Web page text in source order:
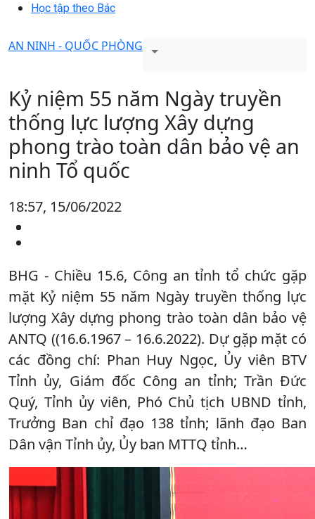
Học tập theo Bác
AN NINH - QUỐC PHÒNG
Kỷ niệm 55 năm Ngày truyền
thống lực lượng Xây dựng
phong trào toàn dân bảo vệ an
ninh Tổ quốc
18:57, 15/06/2022
BHG - Chiều 15.6, Công an tỉnh tổ chức gặp
mặt Kỷ niệm 55 năm Ngày truyền thống lực
lượng Xây dựng phong trào toàn dân bảo vệ
ANTQ ((16.6.1967 – 16.6.2022). Dự gặp mặt có
các đồng chí: Phan Huy Ngọc, Ủy viên BTV
Tỉnh ủy, Giám đốc Công an tỉnh; Trần Đức
Quý, Tỉnh ủy viên, Phó Chủ tịch UBND tỉnh,
Trưởng Ban chỉ đạo 138 tỉnh; lãnh đạo Ban
Dân vận Tỉnh ủy, Ủy ban MTTQ tỉnh…